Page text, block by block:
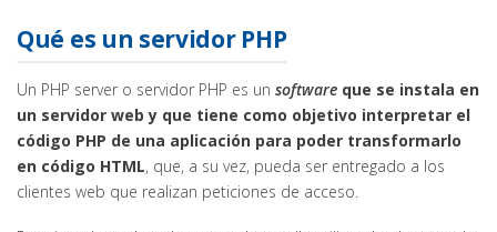
Qué es un servidor PHP
Un PHP server o servidor PHP es un software que se instala en
un servidor web y que tiene como objetivo interpretar el
código PHP de una aplicación para poder transformarlo
en código HTML, que, a su vez, pueda ser entregado a los
clientes web que realizan peticiones de acceso.